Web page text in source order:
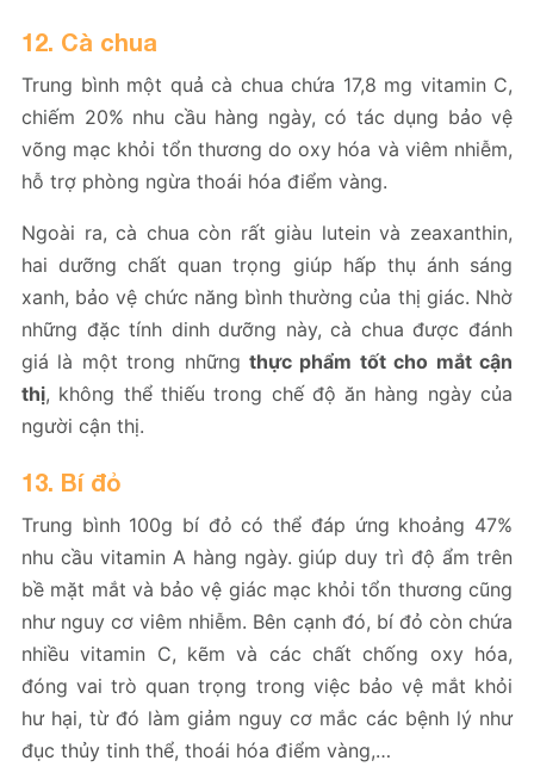
12. Cà chua
Trung bình một quả cà chua chứa 17,8 mg vitamin C,
chiếm 20% nhu cầu hàng ngày, có tác dụng bảo vệ
võng mạc khỏi tổn thương do oxy hóa và viêm nhiễm,
hỗ trợ phòng ngừa thoái hóa điểm vàng.
Ngoài ra, cà chua còn rất giàu lutein và zeaxanthin,
hai dưỡng chất quan trọng giúp hấp thụ ánh sáng
xanh, bảo vệ chức năng bình thường của thị giác. Nhờ
những đặc tính dinh dưỡng này, cà chua được đánh
giá là một trong những thực phẩm tốt cho mắt cận
thị, không thể thiếu trong chế độ ăn hàng ngày của
người cận thị.
13. Bí đỏ
Trung bình 100g bí đỏ có thể đáp ứng khoảng 47%
nhu cầu vitamin A hàng ngày. giúp duy trì độ ẩm trên
bề mặt mắt và bảo vệ giác mạc khỏi tổn thương cũng
như nguy cơ viêm nhiễm. Bên cạnh đó, bí đỏ còn chứa
nhiều vitamin C, kẽm và các chất chống oxy hóa,
đóng vai trò quan trọng trong việc bảo vệ mắt khỏi
hư hại, từ đó làm giảm nguy cơ mắc các bệnh lý như
đục thủy tinh thể, thoái hóa điểm vàng,…